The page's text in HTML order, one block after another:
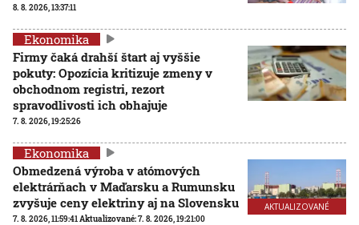
8. 8. 2026, 13:37:11
Ekonomika
Firmy čaká drahší štart aj vyššie
pokuty: Opozícia kritizuje zmeny v
obchodnom registri, rezort
spravodlivosti ich obhajuje
7. 8. 2026, 19:25:26
AKTUALIZOVANÉ
Ekonomika
Obmedzená výroba v atómových
elektrárňach v Maďarsku a Rumunsku
zvyšuje ceny elektriny aj na Slovensku
7. 8. 2026, 11:59:41Aktualizované:7. 8. 2026, 19:21:00